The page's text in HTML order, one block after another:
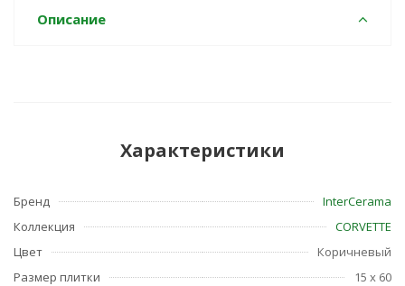
Описание
Характеристики
Бренд
InterCerama
Коллекция
CORVETTE
Цвет
Коричневый
Размер плитки
15 x 60